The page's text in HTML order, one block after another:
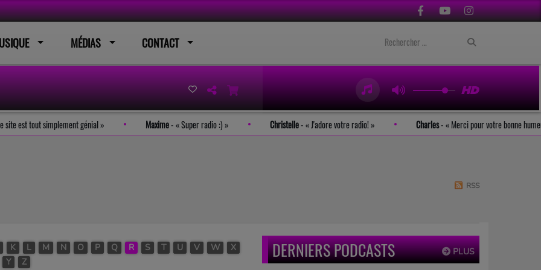
MÉDIAS CONTACT
Le site est tout simplement génial Maxime- Super radio :) Christelle- J'adore votre radio! Charles- Merci pour votre bonne
RSS
K L M N O P Q R S T U V W
X
Y
Z
PLUS
DERNIERS PODCASTS